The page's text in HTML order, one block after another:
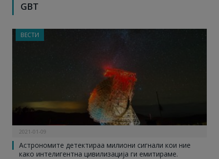
GBT
ВЕСТИ
2021-01-09
Астрономите детектираа милиони сигнали кои ние
како интелигентна цивилизација ги емитираме.